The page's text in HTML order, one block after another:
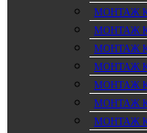
МОНТАЖ
МОНТАЖ
МОНТАЖ
МОНТАЖ
МОНТАЖ
МОНТАЖ
МОНТАЖ